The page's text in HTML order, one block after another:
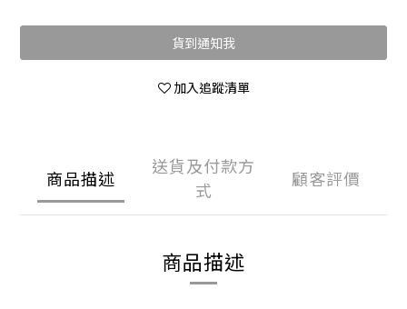
貨到通知我
加入追蹤清單
商品描述
送貨及付款方
式
顧客評價
商品描述